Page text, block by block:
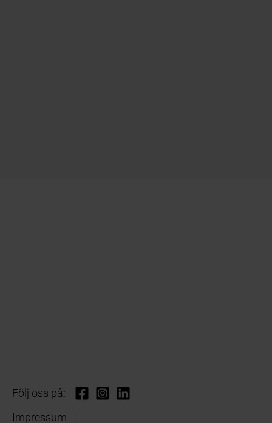
Följ oss på:
Impressum